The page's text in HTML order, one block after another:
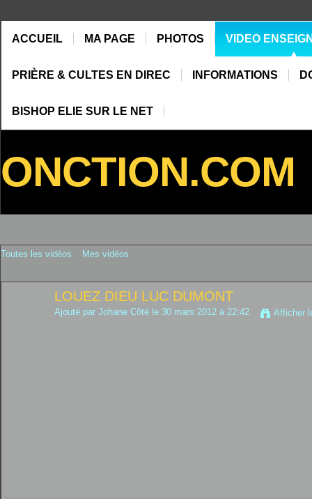
ACCUEIL MA PAGE PHOTOS VIDEO
PRIÈRE & CULTES EN DIREC INFORMATIONS
BISHOP ELIE SUR LE NET
ONCTION.COM
Toutes les vidéos Mes vidéos
LOUEZ DIEU LUC DUMONT
Ajouté par Johane Côté le 30 mars 2012 à 22:42 Afficher